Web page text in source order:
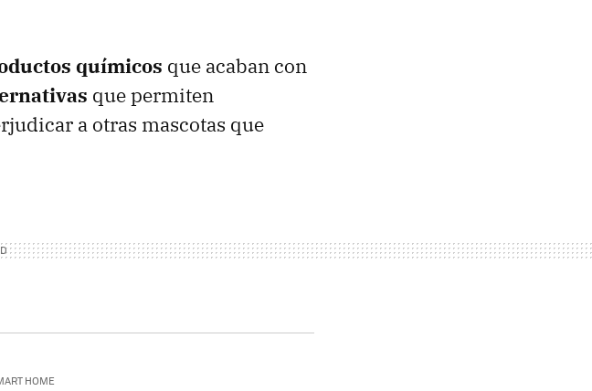
químicos que acaban con
que permiten
a otras mascotas que
HOME